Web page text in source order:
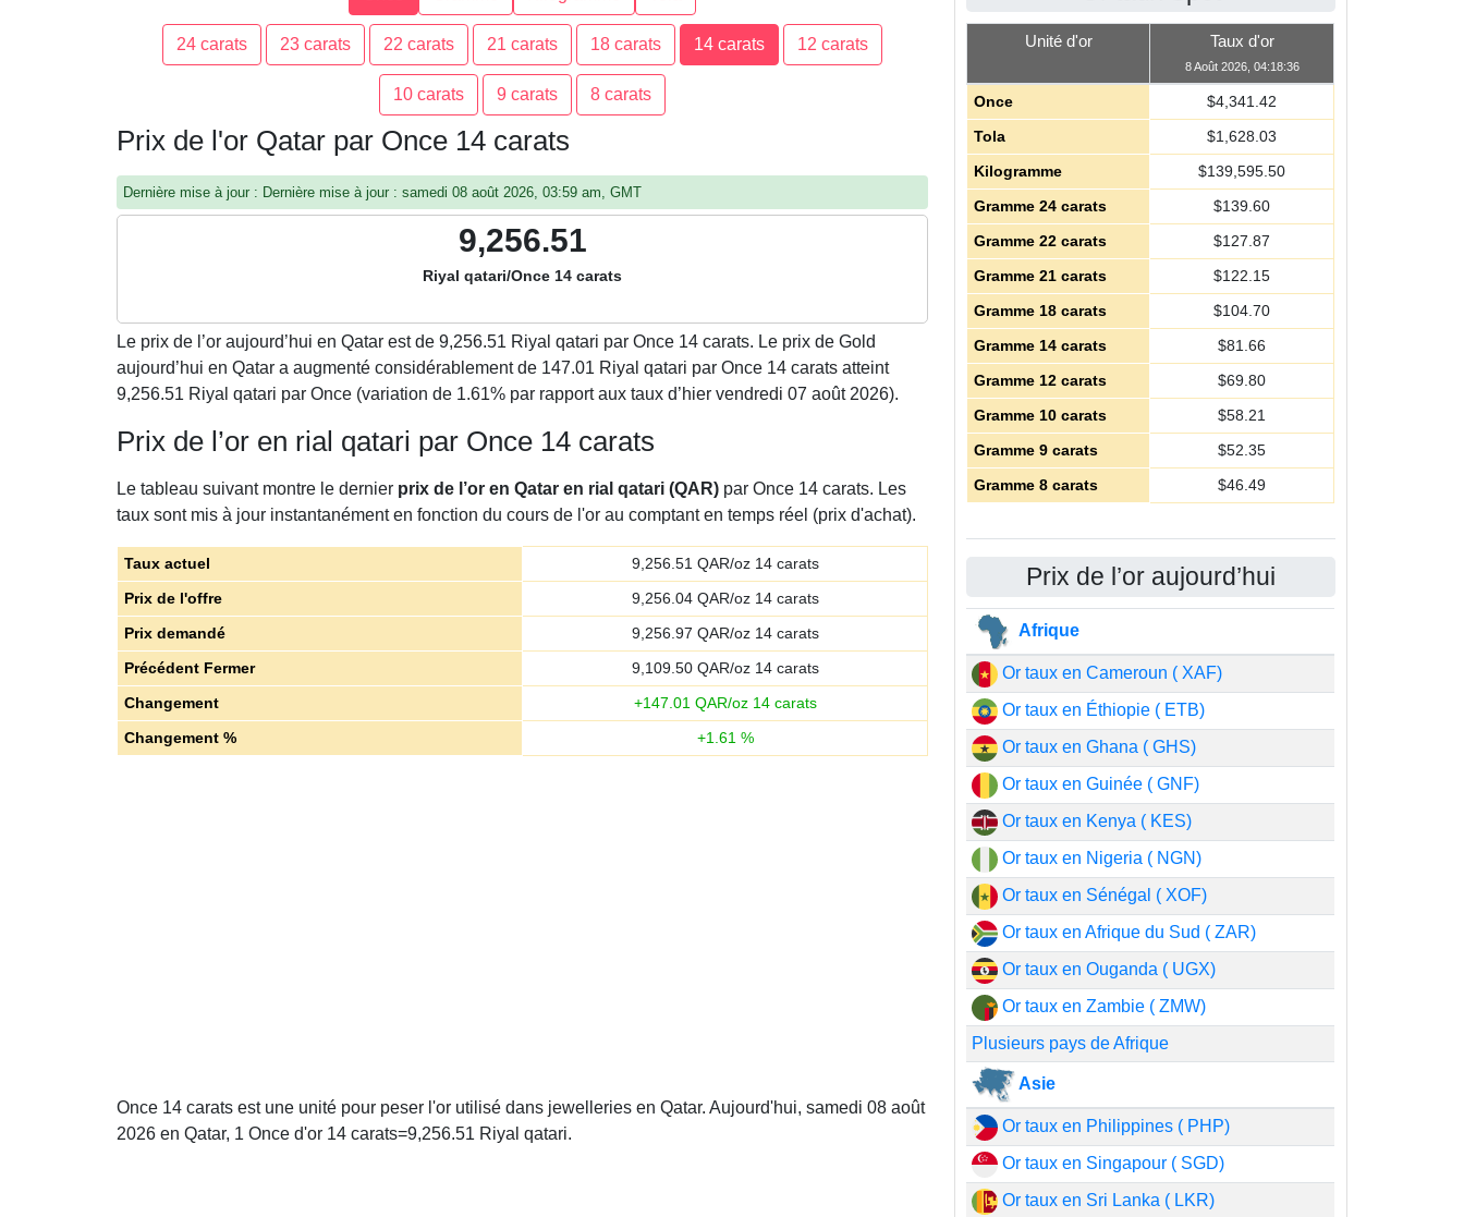
24 carats 23 carats 22 carats 21 carats 18 carats 14 carats 12 carats
10 carats 9 carats 8 carats
Prix de l'or Qatar par Once 14 carats
Dernière mise à jour : Dernière mise à jour : samedi 08 août 2026, 03:59 am, GMT
9,256.51
Riyal qatari/Once 14 carats
Le prix de l’or aujourd’hui en Qatar est de 9,256.51 Riyal qatari par Once 14 carats. Le prix de Gold
aujourd’hui en Qatar a augmenté considérablement de 147.01 Riyal qatari par Once 14 carats atteint
9,256.51 Riyal qatari par Once (variation de 1.61% par rapport aux taux d’hier vendredi 07 août 2026).
Prix de l’or en rial qatari par Once 14 carats
Le tableau suivant montre le dernier prix de l’or en Qatar en rial qatari (QAR) par Once 14 carats. Les
taux sont mis à jour instantanément en fonction du cours de l'or au comptant en temps réel (prix d'achat).
Taux actuel 9,256.51 QAR/oz 14 carats
Prix de l'offre
9,256.04QAR/oz 14 carats
Prix demandé
9,256.97 QAR/oz 14 carats
Précédent Fermer
9,109.50QAR/oz 14 carats
Changement
+147.01 QAR/oz 14 carats
Changement %
+1.61 %
Once 14 carats est une unité pour peser l'or utilisé dans jewelleries en Qatar. Aujourd'hui, samedi 08 août
2026 en Qatar, 1 Once d'or 14 carats=9,256.51 Riyal qatari.
Unité d'or Taux d'or
8 Août 2026, 04:18:36
Once $4,341.42
Tola
$1,628.03
Kilogramme
$139,595.50
Gramme 24 carats
$139.60
Gramme 22 carats
$127.87
Gramme 21 carats
$122.15
Gramme 18 carats
$104.70
Gramme 14 carats
$81.66
Gramme 12 carats
$69.80
Gramme 10 carats
$58.21
Gramme 9 carats
$52.35
Gramme 8 carats
$46.49
Prix de l’or aujourd’hui
Afrique
Or taux en Cameroun ( XAF)
Or taux en Éthiopie ( ETB)
Or taux en Ghana ( GHS)
Or taux en Guinée ( GNF)
Or taux en Kenya ( KES)
Or taux en Nigeria ( NGN)
Or taux en Sénégal ( XOF)
Or taux en Afrique du Sud ( ZAR)
Or taux en Ouganda ( UGX)
Or taux en Zambie ( ZMW)
Plusieurs pays de Afrique
Asie
Or taux en Philippines ( PHP)
Or taux en Singapour ( SGD)
Or taux en Sri Lanka ( LKR)